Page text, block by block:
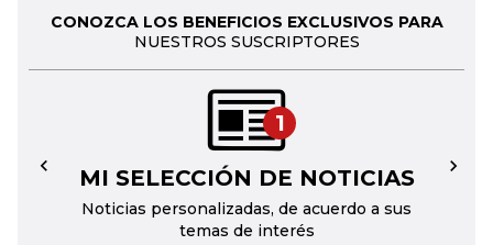
CONOZCA LOS BENEFICIOS EXCLUSIVOS PARA
NUESTROS SUSCRIPTORES
1
MI SELECCIÓN DE NOTICIAS
Noticias personalizadas, de acuerdo a sus
temas de interés
← →